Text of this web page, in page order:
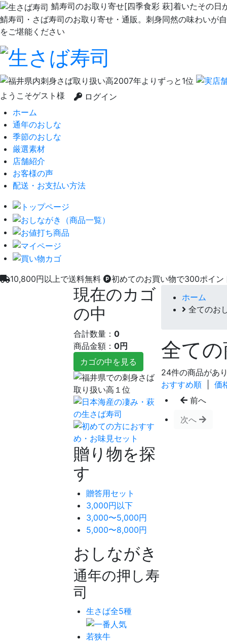
鯖寿司のお取り寄せ[四季食彩 萩]着いたその
鯖寿司・さば寿司のお取り寄せ・通販。刺身同然の味わい
をご堪能ください
ようこそゲスト様
ログイン
ホーム
通年のおしな
季節のおしな
厳選素材
店舗紹介
お客様の声
配送・お支払い方法
10,800円以上で送料無料
初めてのお買い物で300ポイン
ホーム
全てのお
全て
24件の商品があ
おすすめ順| 価
前へ
次へ
現在のカゴ
の中
合計数量： 0
商品金額： 0円
カゴの中を見る
贈り物を探
す
贈答用セット
3,000円以下
3,000〜5,000円
5,000〜8,000円
おしながき
通年の押し寿
司
生さば全5種
若狭牛